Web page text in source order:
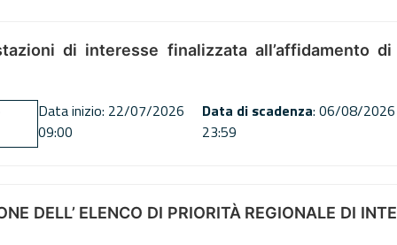
di interesse finalizzata all’affidamento
Data inizio: 22/07/2026
09:00
Data di scadenza: 06/08/2026
23:59
DELL’ ELENCO DI PRIORITÀ REGIONALE DI